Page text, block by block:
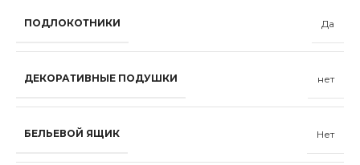
ПОДЛОКОТНИКИ Да
ДЕКОРАТИВНЫЕ ПОДУШКИ нет
БЕЛЬЕВОЙ ЯЩИК Нет